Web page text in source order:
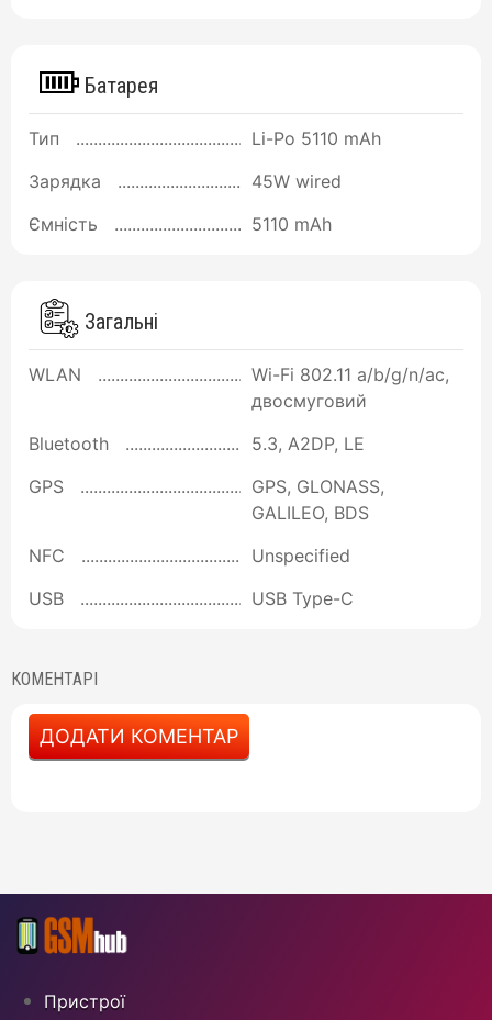
Батарея
Тип
Li-Po 5110 mAh
Зарядка
45W wired
Ємність
5110 mAh
Загальні
WLAN
Wi-Fi 802.11 a/b/g/n/ac,
двосмуговий
Bluetooth
5.3, A2DP, LE
GPS
GPS, GLONASS,
GALILEO, BDS
NFC
Unspecified
USB
USB Type-C
КОМЕНТАРІ
ДОДАТИ КОМЕНТАР
Пристрої